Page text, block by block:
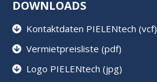
DOWNLOADS
Kontaktdaten PIELENtech (vcf)
Vermietpreisliste (pdf)
Logo PIELENtech (jpg)